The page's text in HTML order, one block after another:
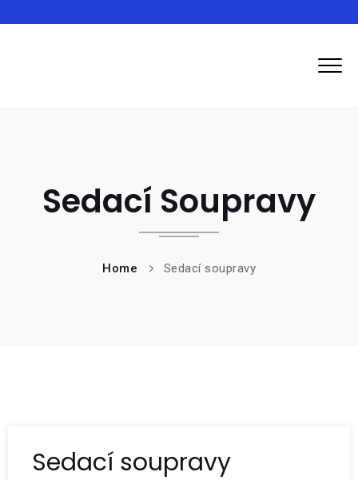
Sedací Soupravy
Home Sedací soupravy
Sedací soupravy